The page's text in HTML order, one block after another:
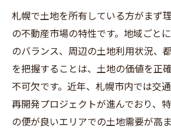
高く売る成功ストーリー
札幌で土地を所有している方がまず
の不動産市場の特性です。地域ごと
のバランス、周辺の土地利用状況、
を把握することは、土地の価値を正
不可欠です。近年、札幌市内では交
再開発プロジェクトが進んでおり、
の便が良いエリアでの土地需要が高